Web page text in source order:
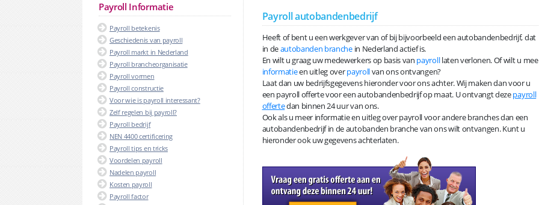
Payroll Informatie
Payroll betekenis
Geschiedenis van payroll
Payroll markt in Nederland
Payroll brancheorganisatie
Payroll vormen
Payroll constructie
Voor wie is payroll interessant?
Zelf regelen bij payroll?
Payroll bedrijf
NEN 4400 certificering
Payroll tips en tricks
Voordelen payroll
Nadelen payroll
Kosten payroll
Payroll factor
Payroll autobandenbedrijf
Heeft of bent u een werkgever van of bij bijvoorbeeld een autobandenbedrijf, dat
in deautobanden branchein Nederland actief is.
En wilt u graag uw medewerkers op basis van payrolllaten verlonen. Of wilt u
informatieen uitleg overpayrollvan ons ontvangen?
Laat dan uw bedrijfsgegevens hieronder voor ons achter. Wij maken dan voor u
een payroll offerte voor een autobandenbedrijf op maat. U ontvangt dezepayroll
offertedan binnen 24 uur van ons.
Ook als u meer informatie en uitleg over payroll voor andere branches dan een
autobandenbedrijf in de autobanden branche van ons wilt ontvangen. Kunt u
hieronder ook uw gegevens achterlaten.